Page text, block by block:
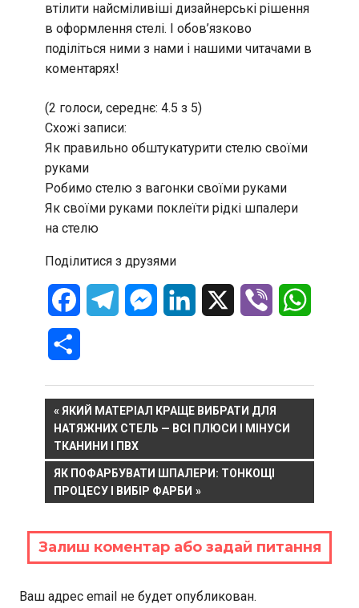
втілити найсміливіші дизайнерські рішення
в оформлення стелі. І обов’язково
поділіться ними з нами і нашими читачами в
коментарях!
(2 голоси, середнє: 4.5 з 5)
Схожі записи:
Як правильно обштукатурити стелю своїми
руками
Робимо стелю з вагонки своїми руками
Як своїми руками поклеїти рідкі шпалери
на стелю
Поділитися з друзями
FacebookTelegramMessenger
LinkedIn Viber
Навигация
по
записям
PREVIOUS
POST:
ЯКИЙ МАТЕРІАЛ КРАЩЕ ВИБРАТИ ДЛЯ
НАТЯЖНИХ СТЕЛЬ — ВСІ ПЛЮСИ І МІНУСИ
ТКАНИНИ І ПВХ
NEXT
POST:
ЯК ПОФАРБУВАТИ ШПАЛЕРИ: ТОНКОЩІ
ПРОЦЕСУ І ВИБІР ФАРБИ
Залиш коментар або задай питання
Ваш адрес email не будет опубликован.